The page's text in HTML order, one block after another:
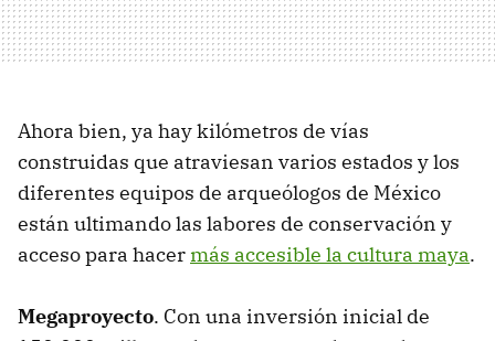
Ahora bien, ya hay kilómetros de vías
construidas que atraviesan varios estados y los
diferentes equipos de arqueólogos de México
están ultimando las labores de conservación y
acceso para hacermás accesible la cultura maya.
Megaproyecto. Con una inversión inicial de